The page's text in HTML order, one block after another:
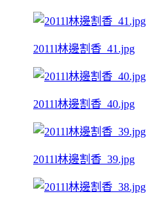
2011l林邊割香_41.jpg
2011l林邊割香_40.jpg
2011l林邊割香_39.jpg